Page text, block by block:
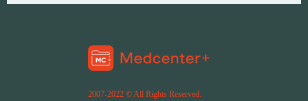
2007-2022 © All Rights Reserved.